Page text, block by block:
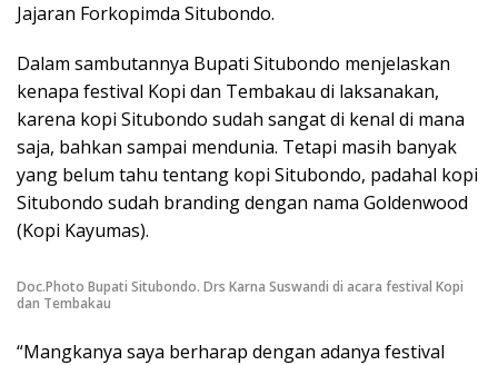
Jajaran Forkopimda Situbondo.
Dalam sambutannya Bupati Situbondo menjelaskan
kenapa festival Kopi dan Tembakau di laksanakan,
karena kopi Situbondo sudah sangat di kenal di mana
saja, bahkan sampai mendunia. Tetapi masih banyak
yang belum tahu tentang kopi Situbondo, padahal kopi
Situbondo sudah branding dengan nama Goldenwood
(Kopi Kayumas).
Doc.Photo Bupati Situbondo. Drs Karna Suswandi di acara festival Kopi
dan Tembakau
“Mangkanya saya berharap dengan adanya festival